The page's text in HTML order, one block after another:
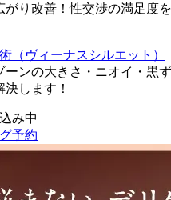
がり改善！性交渉の満足度
（ヴィーナスシルエット）
ーンの大きさ・ニオイ・黒
します！
み中
予約